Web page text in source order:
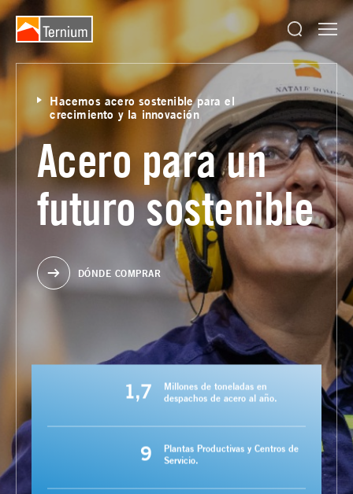
Hacemos acero sostenible para el
crecimiento y la innovación
Acero para un
futuro sostenible
DÓNDE COMPRAR
1,7
Millones de toneladas en
despachos de acero al año.
9
Plantas Productivas y Centros de
Servicio.